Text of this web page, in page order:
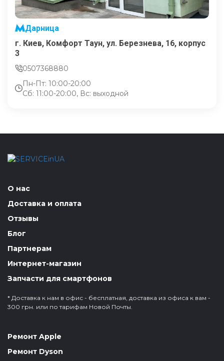
Дарница
г. Киев, Комфорт Таун, ул. Березнева, 16, корпус
3
0507368880
Пн-Пт: 10:00-20:00
Сб: 11:00-20:00, Вс: выходной
О нас
Доставка и оплата
Отзывы
Блог
Партнерам
Интернет-магазин
Запчасти для смартфонов
* Доставка к нам в офис - бесплатная, доставка из офиса к вам -
300 грн. или по тарифам Новой Почты.
Ремонт Apple
Ремонт Dyson